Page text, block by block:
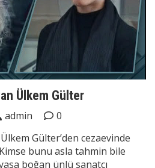
Ülkem Gülter
admin
0
Gülter’den cezaevinde
bunu asla tahmin bile
boğan ünlü sanatçı